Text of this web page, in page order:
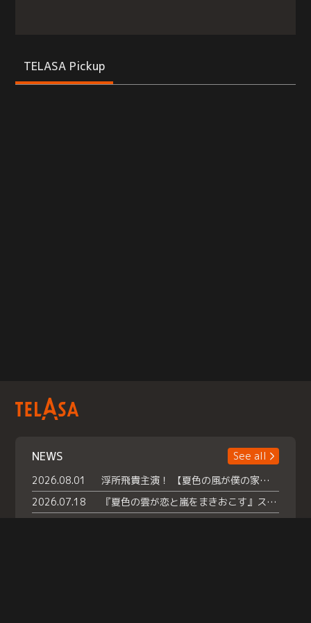
TELASA Pickup
NEWS
See all
2026.08.01
浮所飛貴主演！ 【夏色の風が僕の家にやってきた】 本日よりテラサで独占配信スタート！
2026.07.18
『夏色の雲が恋と嵐をまきおこす』スペシャルメイキング 【Part1】2026年７月18日（土）23時30分～配信スタート！話題のシーンの裏側を大公開！豪華キャスト大集合！ 『武宮家 真夏の家族会議』開催！